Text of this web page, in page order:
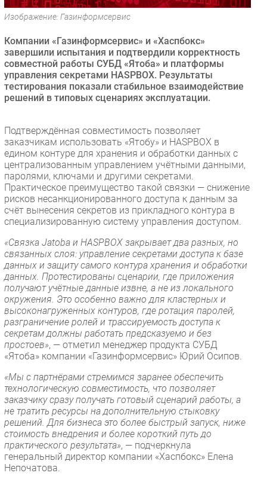
Безопасность
CIO/Управление ИТ
Гаджеты
Здоровье
Новости
Аналитика
Интервью
Мероприятия
Проекты
IT класс
Тестовый стенд
Каталог компаний
Изображение: Газинформсервис
Компании «Газинформсервис» и «Хаспбокс»
завершили испытания и подтвердили корректность
совместной работы СУБД «Ятоба» и платформы
управления секретами HASPBOX. Результаты
тестирования показали стабильное взаимодействие
решений в типовых сценариях эксплуатации.
Подтверждённая совместимость позволяет
заказчикам использовать «Ятобу» и HASPBOX в
едином контуре для хранения и обработки данных с
централизованным управлением учётными данными,
паролями, ключами и другими секретами.
Практическое преимущество такой связки — снижение
рисков несанкционированного доступа к данным за
счёт вынесения секретов из прикладного контура в
специализированную систему управления доступом.
«Связка Jatoba и HASPBOX закрывает два разных, но
связанных слоя: управление секретами доступа к базе
данных и защиту самого контура хранения и обработки
данных. Протестированы сценарии, где приложения
получают учётные данные извне, а не из локального
окружения. Это особенно важно для кластерных и
высоконагруженных контуров, где ротация паролей,
разграничение ролей и трассируемость доступа к
секретам должны работать предсказуемо и без
простоев», — отметил менеджер продукта СУБД
«Ятоба» компании «Газинформсервис» Юрий Осипов.
«Мы с партнёрами стремимся заранее обеспечить
технологическую совместимость, что позволяет
заказчику сразу получать готовый сценарий работы, а
не тратить ресурсы на дополнительную стыковку
решений. Для бизнеса это более быстрый запуск, ниже
стоимость внедрения и более короткий путь до
практического результата», — подчеркнула
генеральный директор компании «Хаспбокс» Елена
Непочатова.